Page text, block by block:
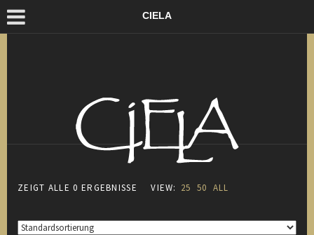
CIELA
ZEIGT ALLE 0 ERGEBNISSE VIEW: 25 50 ALL